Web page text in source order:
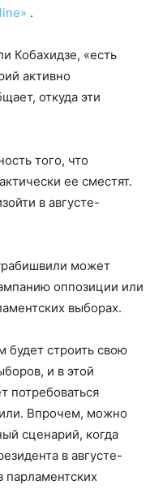
.
Кобахидзе, «есть
активно
откуда эти
того, что
ее сместят.
в августе-
может
оппозиции или
выборах.
будет строить свою
и в этой
потребоваться
Впрочем, можно
сценарий, когда
в августе-
парламентских